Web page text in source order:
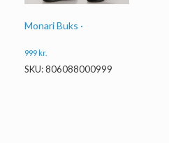
Monari Buks ·
999kr.
SKU: 806088000999